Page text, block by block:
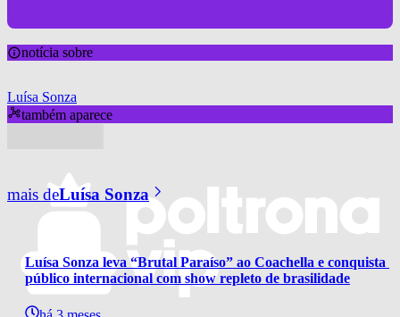
notícia sobre
Luísa Sonza
também aparece
mais deLuísa Sonza
Luísa Sonza leva “Brutal Paraíso” ao Coachella e conquista
público internacional com show repleto de brasilidade